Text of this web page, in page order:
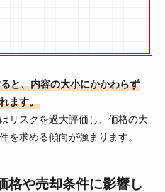
と、内容の大小にかかわらず
ます。
リスクを過大評価し、価格の大
を求める傾向が強まります。
格や売却条件に影響し